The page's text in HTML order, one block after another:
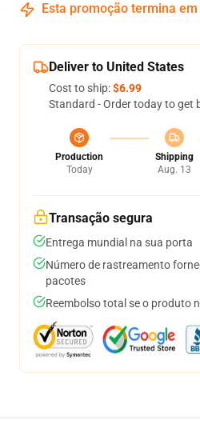
Esta promoção termina em
Deliver to United States
Cost to ship:$6.99
Standard - Order today to get
Production
Today
Shipping
Aug. 13
Transação segura
Entrega mundial na sua porta
Número de rastreamento
pacotes
Reembolso total se o produto